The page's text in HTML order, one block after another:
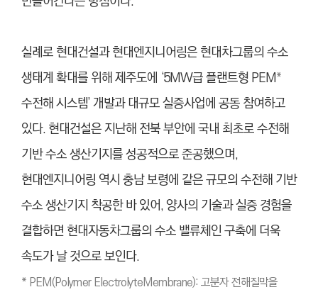
실례로 현대건설과 현대엔지니어링은 현대차그룹의 수소
생태계 확대를 위해 제주도에 ‘5MW급 플랜트형 PEM*
수전해 시스템’ 개발과 대규모 실증사업에 공동 참여하고
있다. 현대건설은 지난해 전북 부안에 국내 최초로 수전해
기반 수소 생산기지를 성공적으로 준공했으며,
현대엔지니어링 역시 충남 보령에 같은 규모의 수전해 기반
수소 생산기지 착공한 바 있어, 양사의 기술과 실증 경험을
결합하면 현대자동차그룹의 수소 밸류체인 구축에 더욱
속도가 날 것으로 보인다.
* PEM(Polymer ElectrolyteMembrane): 고분자 전해질막을